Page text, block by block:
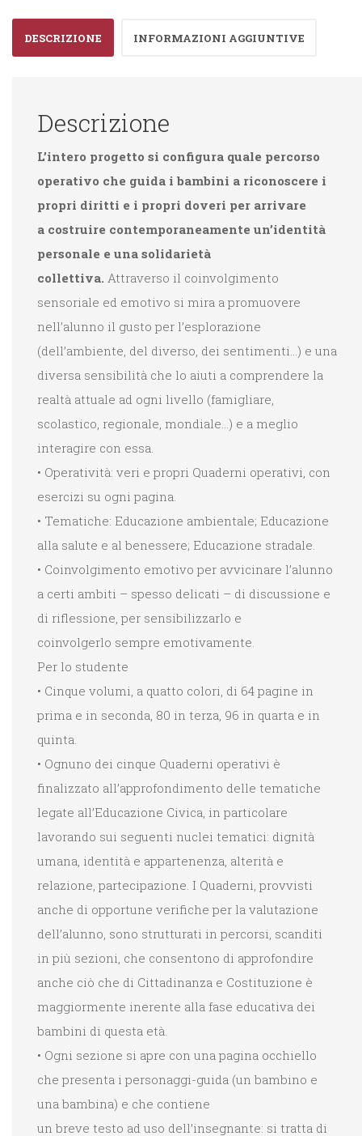
DESCRIZIONE INFORMAZIONI AGGIUNTIVE
Descrizione
L’intero progetto si configura quale percorso
operativo che guida i bambini a riconoscere i
propri diritti e i propri doveri per arrivare
a costruire contemporaneamente un’identità
personale e una solidarietà
collettiva. Attraverso il coinvolgimento
sensoriale ed emotivo si mira a promuovere
nell’alunno il gusto per l’esplorazione
(dell’ambiente, del diverso, dei sentimenti…) e una
diversa sensibilità che lo aiuti a comprendere la
realtà attuale ad ogni livello (famigliare,
scolastico, regionale, mondiale…) e a meglio
interagire con essa.
• Operatività: veri e propri Quaderni operativi, con
esercizi su ogni pagina.
• Tematiche: Educazione ambientale; Educazione
alla salute e al benessere; Educazione stradale.
• Coinvolgimento emotivo per avvicinare l’alunno
a certi ambiti – spesso delicati – di discussione e
di riflessione, per sensibilizzarlo e
coinvolgerlo sempre emotivamente.
Per lo studente
• Cinque volumi, a quatto colori, di 64 pagine in
prima e in seconda, 80 in terza, 96 in quarta e in
quinta.
• Ognuno dei cinque Quaderni operativi è
finalizzato all’approfondimento delle tematiche
legate all’Educazione Civica, in particolare
lavorando sui seguenti nuclei tematici: dignità
umana, identità e appartenenza, alterità e
relazione, partecipazione. I Quaderni, provvisti
anche di opportune verifiche per la valutazione
dell’alunno, sono strutturati in percorsi, scanditi
in più sezioni, che consentono di approfondire
anche ciò che di Cittadinanza e Costituzione è
maggiormente inerente alla fase educativa dei
bambini di questa età.
• Ogni sezione si apre con una pagina occhiello
che presenta i personaggi-guida (un bambino e
una bambina) e che contiene
un breve testo ad uso dell’insegnante: si tratta di